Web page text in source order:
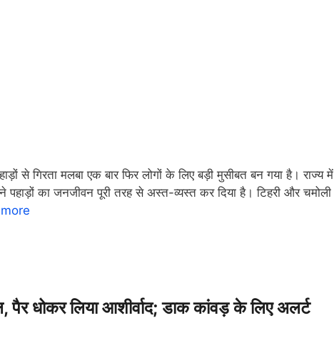
से गिरता मलबा एक बार फिर लोगों के लिए बड़ी मुसीबत बन गया है। राज्य में
का जनजीवन पूरी तरह से अस्त-व्यस्त कर दिया है। टिहरी और चमोली
धोकर लिया आशीर्वाद; डाक कांवड़ के लिए अलर्ट